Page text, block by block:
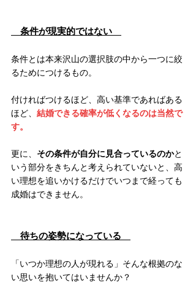
条件が現実的ではない
条件とは本来沢山の選択肢の中から一つに絞
るためにつけるもの。
付ければつけるほど、高い基準であればある
ほど、 結婚できる確率が低くなるのは当然で
す。
更に、 その条件が自分に見合っているのかと
いう部分をきちんと考えられていないと、高
い理想を追いかけるだけでいつまで経っても
成婚はできません。
待ちの姿勢になっている
「いつか理想の人が現れる」そんな根拠のな
い思いを抱いてはいませんか？